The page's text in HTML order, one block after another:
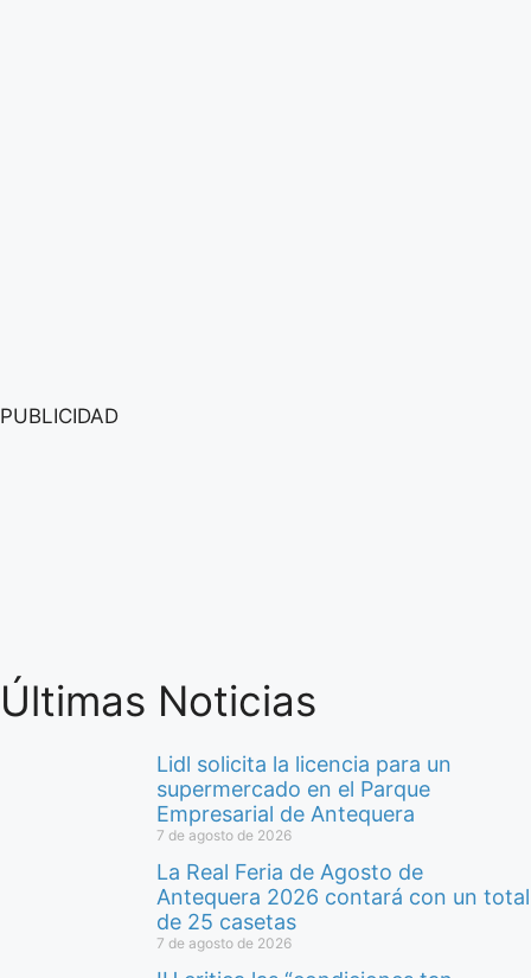
PUBLICIDAD
Últimas Noticias
Lidl solicita la licencia para un
supermercado en el Parque
Empresarial de Antequera
7 de agosto de 2026
La Real Feria de Agosto de
Antequera 2026 contará con un total
de 25 casetas
7 de agosto de 2026